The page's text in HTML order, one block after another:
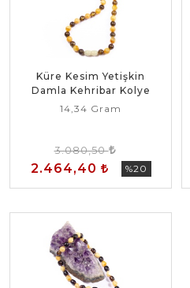
Küre Kesim Yetişkin
Damla Kehribar Kolye
14,34 Gram
3.080,50
2.464,40 %20